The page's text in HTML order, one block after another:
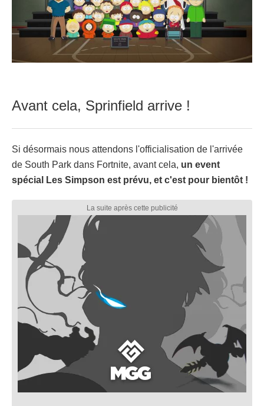
Avant cela, Sprinfield arrive !
Si désormais nous attendons l'officialisation de l'arrivée
de South Park dans Fortnite, avant cela, un event
spécial Les Simpson est prévu, et c'est pour bientôt !